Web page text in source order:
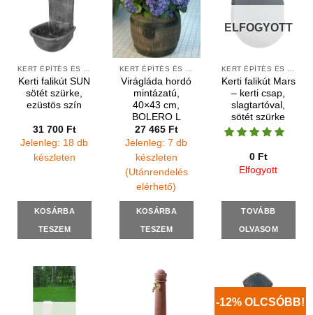
Kerti falikút SUN
sötét szürke,
ezüstös szín
31 700 Ft
Jelenleg: 18 db
készleten
KOSÁRBA
TESZEM
Virágláda hordó
mintázatú,
40×43 cm,
BOLERO L
27 465 Ft
Jelenleg: 7 db
készleten
(Utánrendelés
elérhető)
KOSÁRBA
TESZEM
ELFOGYOTT
Kerti falikút Mars
– kerti csap,
slagtartóval,
sötét szürke
0 Ft
Elfogyott
TOVÁBB
OLVASOM
-12% OLCSÓBB!